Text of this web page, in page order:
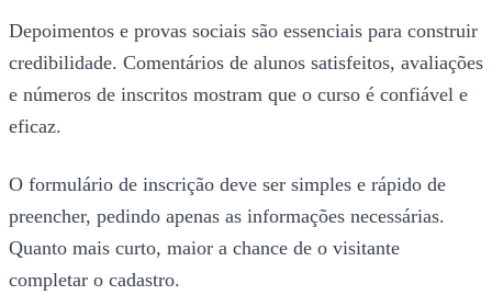
Depoimentos e provas sociais são essenciais para construir
credibilidade. Comentários de alunos satisfeitos, avaliações
e números de inscritos mostram que o curso é confiável e
eficaz.
O formulário de inscrição deve ser simples e rápido de
preencher, pedindo apenas as informações necessárias.
Quanto mais curto, maior a chance de o visitante
completar o cadastro.